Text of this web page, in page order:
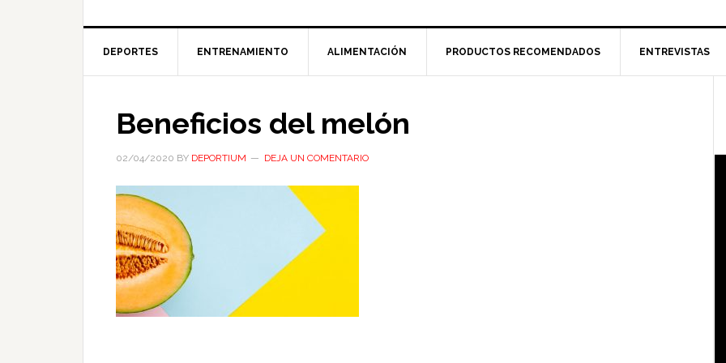
DEPORTES ENTRENAMIENTO ALIMENTACIÓN PRODUCTOS RECOMENDADOS ENTREVISTAS
Beneficios del melón
02/04/2020 BY DEPORTIUM DEJA UN COMENTARIO